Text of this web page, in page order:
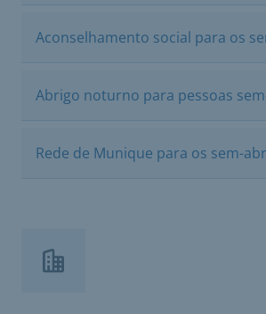
Aconselhamento social para os
Abrigo noturno para pessoas
Rede de Munique para os sem-